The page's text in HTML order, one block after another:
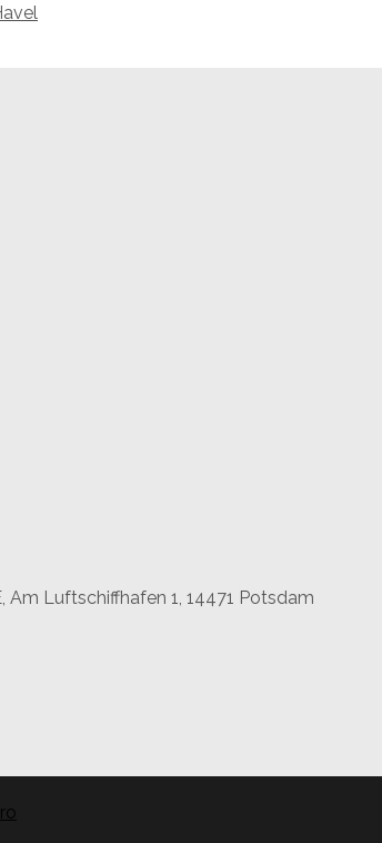
Luftschiffhafen 1, 14471 Potsdam